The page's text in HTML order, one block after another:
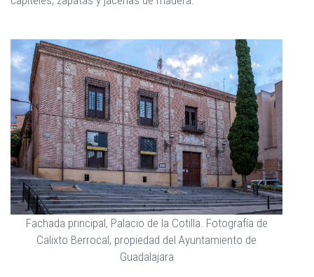
Fachada principal, Palacio de la Cotilla. Fotografía de
Calixto Berrocal, propiedad del Ayuntamiento de
Guadalajara